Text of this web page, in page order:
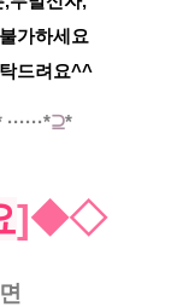
가하세요
드려요^^
······*⊇*
]◆◇